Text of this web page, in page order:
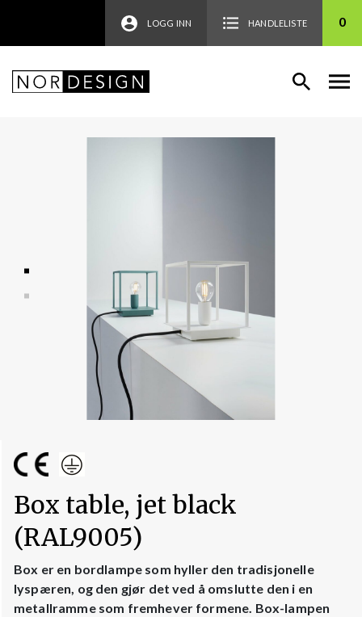
LOGG INN HANDLELISTE 0
Box table, jet black
(RAL9005)
Box er en bordlampe som hyller den tradisjonelle
lyspæren, og den gjør det ved å omslutte den i en
metallramme som fremhever formene. Box-lampen